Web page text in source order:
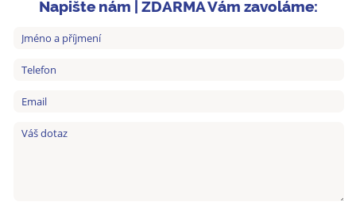
Napište nám | ZDARMA Vám zavoláme: